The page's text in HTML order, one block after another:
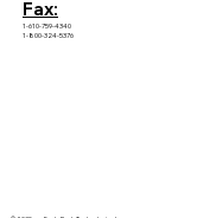
Fax:
1-610-759-4340
1-800-324-5376